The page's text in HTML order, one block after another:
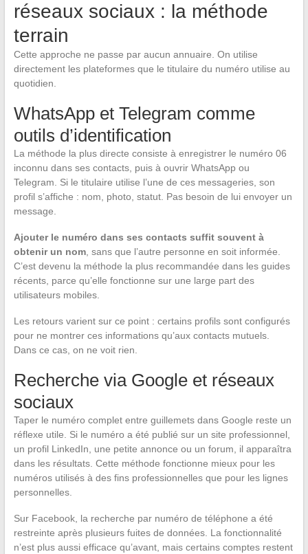
réseaux sociaux : la méthode
terrain
Cette approche ne passe par aucun annuaire. On utilise
directement les plateformes que le titulaire du numéro utilise au
quotidien.
WhatsApp et Telegram comme
outils d’identification
La méthode la plus directe consiste à enregistrer le numéro 06
inconnu dans ses contacts, puis à ouvrir WhatsApp ou
Telegram. Si le titulaire utilise l’une de ces messageries, son
profil s’affiche : nom, photo, statut. Pas besoin de lui envoyer un
message.
Ajouter le numéro dans ses contacts suffit souvent à
obtenir un nom, sans que l’autre personne en soit informée.
C’est devenu la méthode la plus recommandée dans les guides
récents, parce qu’elle fonctionne sur une large part des
utilisateurs mobiles.
Les retours varient sur ce point : certains profils sont configurés
pour ne montrer ces informations qu’aux contacts mutuels.
Dans ce cas, on ne voit rien.
Recherche via Google et réseaux
sociaux
Taper le numéro complet entre guillemets dans Google reste un
réflexe utile. Si le numéro a été publié sur un site professionnel,
un profil LinkedIn, une petite annonce ou un forum, il apparaîtra
dans les résultats. Cette méthode fonctionne mieux pour les
numéros utilisés à des fins professionnelles que pour les lignes
personnelles.
Sur Facebook, la recherche par numéro de téléphone a été
restreinte après plusieurs fuites de données. La fonctionnalité
n’est plus aussi efficace qu’avant, mais certains comptes restent